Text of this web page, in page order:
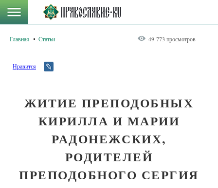
Главная Статьи 49 773 просмотров
Нравится
ЖИТИЕ ПРЕПОДОБНЫХ
КИРИЛЛА И МАРИИ
РАДОНЕЖСКИХ,
РОДИТЕЛЕЙ
ПРЕПОДОБНОГО СЕРГИЯ